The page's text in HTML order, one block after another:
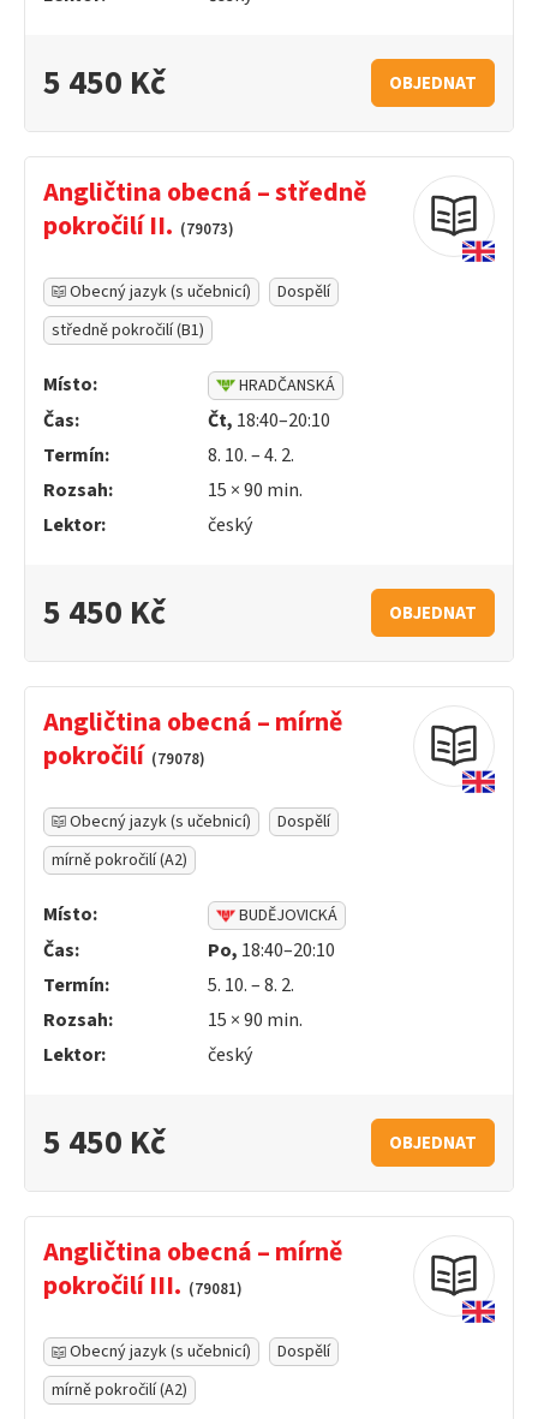
5 450 Kč OBJEDNAT
Angličtina obecná – středně
pokročilí II. (79073)
Obecný jazyk (s učebnicí)
Dospělí
středně pokročilí (B1)
Místo: HRADČANSKÁ
Čas: Čt, 18:40–20:10
Termín:
8. 10. – 4. 2.
Rozsah:
15 ×90 min.
Lektor:
český
5 450 Kč OBJEDNAT
Angličtina obecná – mírně
pokročilí (79078)
Obecný jazyk (s učebnicí)
Dospělí
mírně pokročilí (A2)
Místo: BUDĚJOVICKÁ
Čas: Po, 18:40–20:10
Termín:
5. 10. – 8. 2.
Rozsah:
15 ×90 min.
Lektor:
český
5 450 Kč OBJEDNAT
Angličtina obecná – mírně
pokročilí III. (79081)
Obecný jazyk (s učebnicí)
Dospělí
mírně pokročilí (A2)